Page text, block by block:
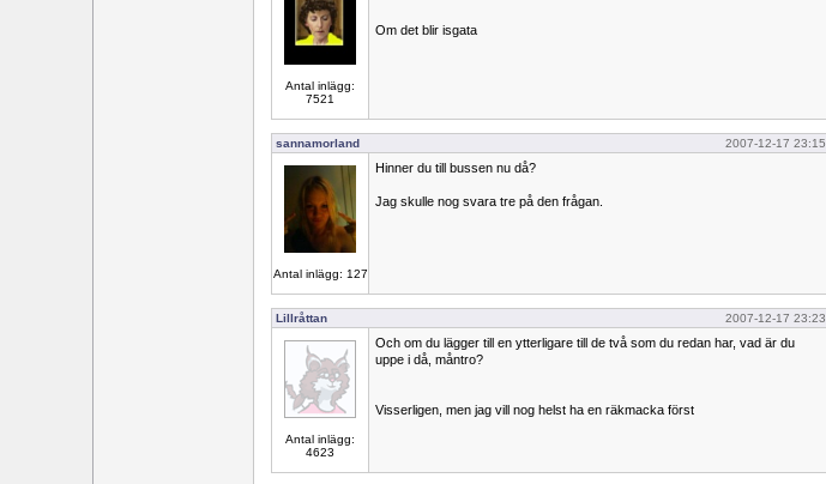
Antal inlägg:
7521
Om det blir isgata
sannamorland 2007-12-17 23:15
Antal inlägg: 127
Hinner du till bussen nu då?
Jag skulle nog svara tre på den frågan.
Lillråttan 2007-12-17 23:23
Antal inlägg:
4623
Och om du lägger till en ytterligare till de två som du redan har, vad är du
uppe i då, måntro?
Visserligen, men jag vill nog helst ha en räkmacka först